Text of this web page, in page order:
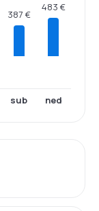
387 €
sub
483 €
ned